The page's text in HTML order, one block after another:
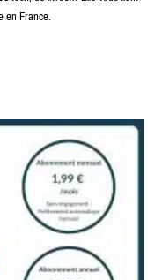
en France.